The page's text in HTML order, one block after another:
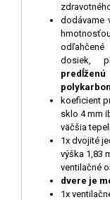
dodávame
dosiek,
koeficient
sklo 4 mm
väčšia
1x dvojité
výška 1,83
ventilačné
dvere je
1x